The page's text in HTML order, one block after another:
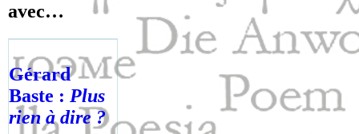
avec…
Gérard
Baste : Plus
rien à dire ?